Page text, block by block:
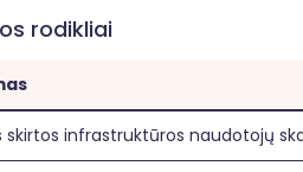
rodikliai
skirtos infrastruktūros naudotojų